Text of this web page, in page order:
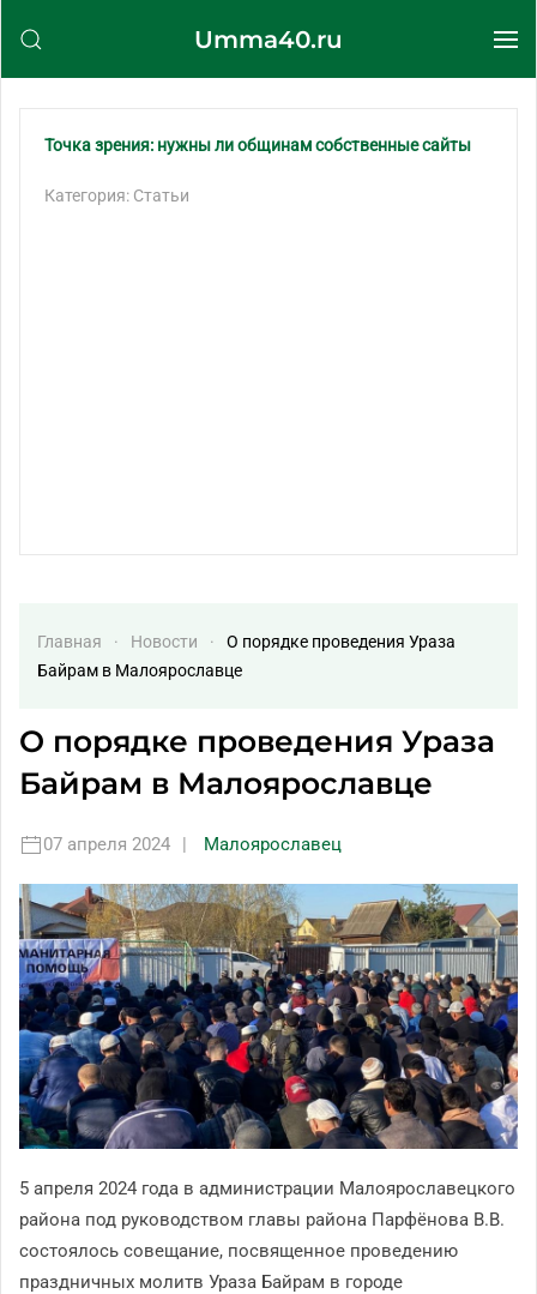
Umma40.ru
Точка зрения: нужны ли общинам собственные сайты
Категория: Статьи
Главная Новости
О порядке проведения Ураза
Байрам в Малоярославце
О порядке проведения Ураза
Байрам в Малоярославце
07 апреля 2024 Малоярославец
5 апреля 2024 года в администрации Малоярославецкого
района под руководством главы района Парфёнова В.В.
состоялось совещание, посвященное проведению
праздничных молитв Ураза Байрам в городе